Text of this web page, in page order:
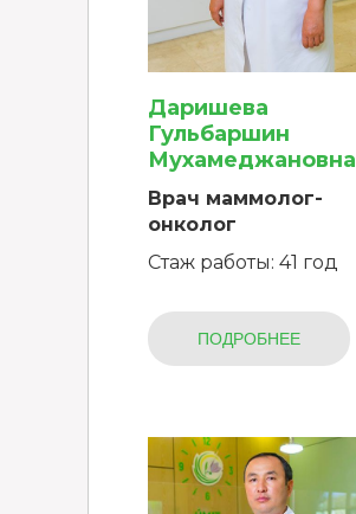
Даришева
Гульбаршин
Мухамеджановна
Врач маммолог-
онколог
Стаж работы: 41 год
ПОДРОБНЕЕ